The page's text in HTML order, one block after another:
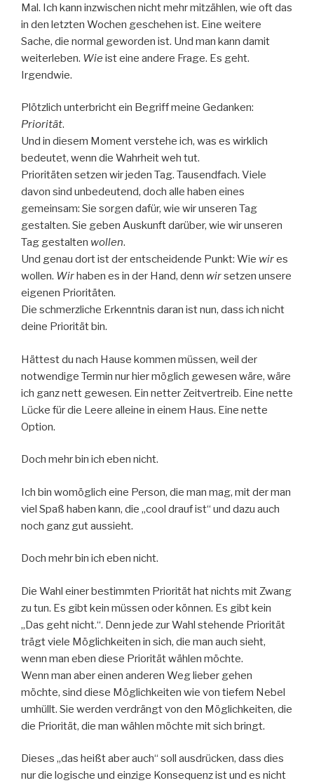
Mal. Ich kann inzwischen nicht mehr mitzählen, wie oft das
in den letzten Wochen geschehen ist. Eine weitere
Sache, die normal geworden ist. Und man kann damit
weiterleben. Wie ist eine andere Frage. Es geht.
Irgendwie.
Plötzlich unterbricht ein Begriff meine Gedanken:
Priorität.
Und in diesem Moment verstehe ich, was es wirklich
bedeutet, wenn die Wahrheit weh tut.
Prioritäten setzen wir jeden Tag. Tausendfach. Viele
davon sind unbedeutend, doch alle haben eines
gemeinsam: Sie sorgen dafür, wie wir unseren Tag
gestalten. Sie geben Auskunft darüber, wie wir unseren
Tag gestalten wollen.
Und genau dort ist der entscheidende Punkt: Wie wires
wollen. Wirhaben es in der Hand, denn wirsetzen unsere
eigenen Prioritäten.
Die schmerzliche Erkenntnis daran ist nun, dass ich nicht
deine Priorität bin.
Hättest du nach Hause kommen müssen, weil der
notwendige Termin nur hier möglich gewesen wäre, wäre
ich ganz nett gewesen. Ein netter Zeitvertreib. Eine nette
Lücke für die Leere alleine in einem Haus. Eine nette
Option.
Doch mehr bin ich eben nicht.
Ich bin womöglich eine Person, die man mag, mit der man
viel Spaß haben kann, die „cool drauf ist“ und dazu auch
noch ganz gut aussieht.
Doch mehr bin ich eben nicht.
Die Wahl einer bestimmten Priorität hat nichts mit Zwang
zu tun. Es gibt kein müssen oder können. Es gibt kein
„Das geht nicht.“. Denn jede zur Wahl stehende Priorität
trägt viele Möglichkeiten in sich, die man auch sieht,
wenn man eben diese Priorität wählen möchte.
Wenn man aber einen anderen Weg lieber gehen
möchte, sind diese Möglichkeiten wie von tiefem Nebel
umhüllt. Sie werden verdrängt von den Möglichkeiten, die
die Priorität, die man wählen möchte mit sich bringt.
Dieses „das heißt aber auch“ soll ausdrücken, dass dies
nur die logische und einzige Konsequenz ist und es nicht